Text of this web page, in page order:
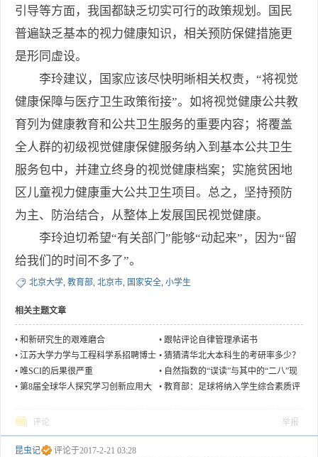
引导等方面，我国都缺乏切实可行的政策规划。国民
普遍缺乏基本的视力健康知识，相关预防保健措施更
是形同虚设。
李玲建议，国家应该尽快明晰相关权责，“将视觉
健康保障与医疗卫生政策衔接”。如将视觉健康公共教
育列为健康教育和公共卫生服务的重要内容；将覆盖
全人群的初级视觉健康保健服务纳入到基本公共卫生
服务包中，并建立终身的视觉健康档案；实施贫困地
区儿童视力健康重大公共卫生项目。总之，坚持预防
为主、防治结合，从整体上发展国民视觉健康。
李玲迫切希望“有关部门”能够“动起来”，因为“留
给我们的时间不多了”。
北京大学, 教育部, 北京市, 国家安全, 小学生
相关主题文章
• 和新研究生的艰难磨合 • 跟帖评论自律管理承诺书
• 江苏大学力学与工程科学系招聘博士
后
• 猜猜清华北大本科生的考研率多少？
• 唯SCI的后果很严重 • 自然指数的“误读”与其中的“二八”现
象
• 第8届全球华人探究学习创新应用大
• 教育部：足球将纳入学生综合素质评
评论 举报
昆虫记 评论于2017-2-21 03:28